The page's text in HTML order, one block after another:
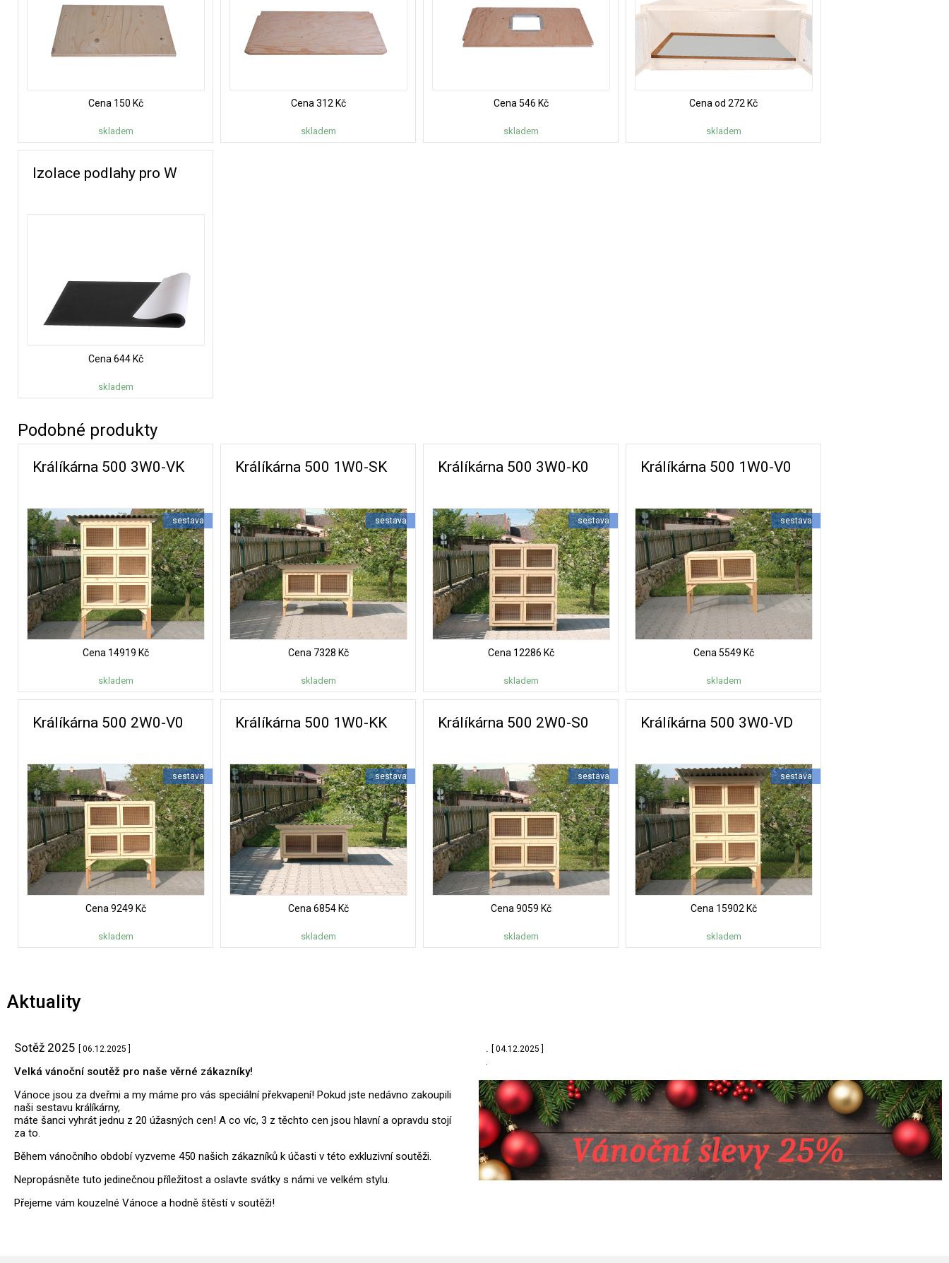
Cena 150 Kč
skladem
Cena 312 Kč
skladem
Cena 546 Kč
skladem
Cena od 272 Kč
skladem
Izolace podlahy pro W
Cena 644 Kč
skladem
Podobné produkty
Králíkárna 500 3W0-VK
sestava
Cena 14919 Kč
skladem
Králíkárna 500 1W0-SK
sestava
Cena 7328 Kč
skladem
Králíkárna 500 3W0-K0
sestava
Cena 12286 Kč
skladem
Králíkárna 500 1W0-V0
sestava
Cena 5549 Kč
skladem
Králíkárna 500 2W0-V0
sestava
Cena 9249 Kč
skladem
Králíkárna 500 1W0-KK
sestava
Cena 6854 Kč
skladem
Králíkárna 500 2W0-S0
sestava
Cena 9059 Kč
skladem
Králíkárna 500 3W0-VD
sestava
Cena 15902 Kč
skladem
Aktuality
Sotěž 2025 [ 06.12.2025 ]
Velká vánoční soutěž pro naše věrné zákazníky!
Vánoce jsou za dveřmi a my máme pro vás speciální překvapení! Pokud jste nedávno zakoupili
naši sestavu králíkárny,
máte šanci vyhrát jednu z 20 úžasných cen! A co víc, 3 z těchto cen jsou hlavní a opravdu stojí
za to.
Během vánočního období vyzveme 450 našich zákazníků k účasti v této exkluzivní soutěži.
Nepropásněte tuto jedinečnou příležitost a oslavte svátky s námi ve velkém stylu.
Přejeme vám kouzelné Vánoce a hodně štěstí v soutěži!
. [ 04.12.2025 ]
.